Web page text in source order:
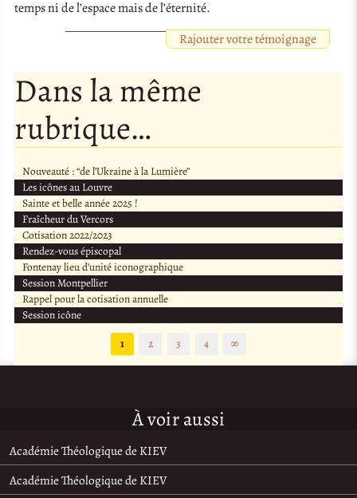
temps ni de l’espace mais de l’éternité.
Rajouter votre témoignage
Dans la même
rubrique…
Nouveauté : “de l’Ukraine à la Lumière”
Les icônes au Louvre
Sainte et belle année 2025 !
Fraîcheur du Vercors
Cotisation 2022/2023
Rendez-vous épiscopal
Fontenay lieu d’unité iconographique
Session Montpellier
Rappel pour la cotisation annuelle
Session icône
1
2 3 4 ∞
À voir aussi
Académie Théologique de KIEV
Académie Théologique de KIEV